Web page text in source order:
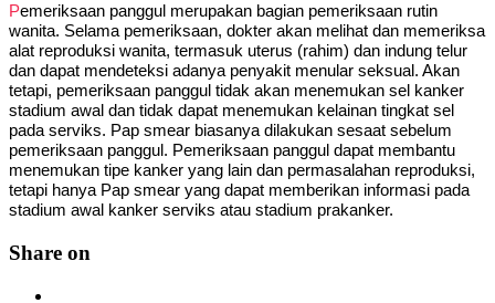
Pemeriksaan panggul merupakan bagian pemeriksaan rutin
wanita. Selama pemeriksaan, dokter akan melihat dan memeriksa
alat reproduksi wanita, termasuk uterus (rahim) dan indung telur
dan dapat mendeteksi adanya penyakit menular seksual. Akan
tetapi, pemeriksaan panggul tidak akan menemukan sel kanker
stadium awal dan tidak dapat menemukan kelainan tingkat sel
pada serviks. Pap smear biasanya dilakukan sesaat sebelum
pemeriksaan panggul. Pemeriksaan panggul dapat membantu
menemukan tipe kanker yang lain dan permasalahan reproduksi,
tetapi hanya Pap smear yang dapat memberikan informasi pada
stadium awal kanker serviks atau stadium prakanker.
Share on